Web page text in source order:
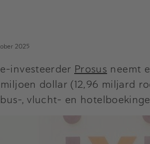
2025
investeerder Prosus neemt
dollar (12,96 miljard
, vlucht- en